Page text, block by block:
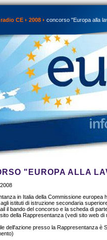
CE 2008 concorso "Europa alla
"EUROPA ALLA
in Italia della Commissione
istituti di istruzione secondaria
il bando del concorso e la scheda di
della Rappresentanza (vedi sito web di
dell'azione presso la Rappresentanza è